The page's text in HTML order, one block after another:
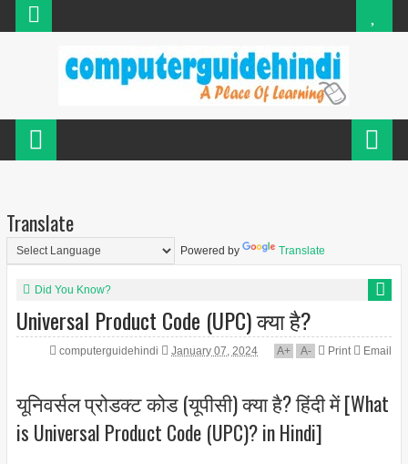
Translate
Powered by Translate
Did You Know?
Universal Product Code (UPC) क्या है?
computerguidehindi January 07, 2024 A+ A- Print Email
यूनिवर्सल प्रोडक्ट कोड (यूपीसी) क्या है? हिंदी में [What
is Universal Product Code (UPC)? in Hindi]